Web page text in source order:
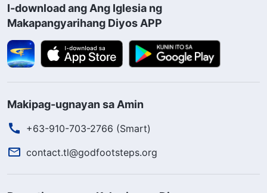
I-download ang Ang Iglesia ng
Makapangyarihang Diyos APP
Makipag-ugnayan sa Amin
+63-910-703-2766 (Smart)
contact.tl@godfootsteps.org